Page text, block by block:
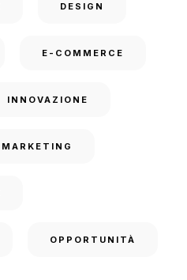
DESIGN
E-COMMERCE
INNOVAZIONE
MARKETING
OPPORTUNITÀ